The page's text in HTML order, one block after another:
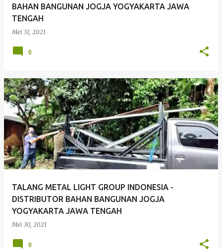
BAHAN BANGUNAN JOGJA YOGYAKARTA JAWA
TENGAH
Mei 31, 2021
0
TALANG METAL LIGHT GROUP INDONESIA -
DISTRIBUTOR BAHAN BANGUNAN JOGJA
YOGYAKARTA JAWA TENGAH
Mei 30, 2021
0